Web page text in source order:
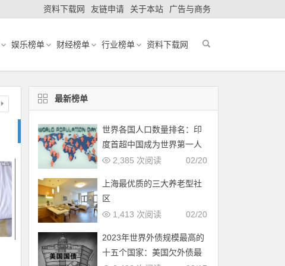
资料下载网 友链申请 关于本站 广告与商务
娱乐榜单 财经榜单 行业榜单 资料下载网
最新榜单
世界各国人口数量排名：印
度首超中国成为世界第一人
口大国
02/20
2,385 次阅读
上海最优质的三大养老型社
区
02/20
1,413 次阅读
2023年世界外债规模最高的
十五个国家：美国欠外债最